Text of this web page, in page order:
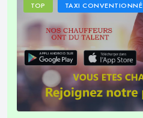
TOP TAXI CONVENTIONNÉ